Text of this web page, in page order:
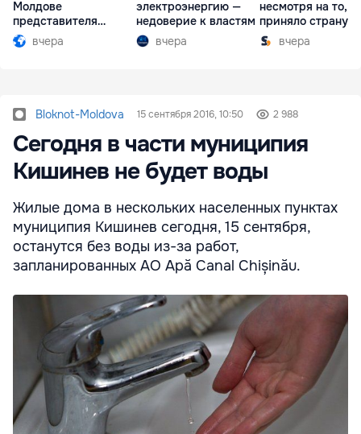
Молдове
представителя
Южной Осетии
вчера
электроэнергию —
недоверие к властям
вчера
несмотря на то,
приняло страну в
разгар кризиса
вчера
Bloknot-Moldova 15 сентября 2016, 10:50 2 988
Сегодня в части муниципия
Кишинев не будет воды
Жилые дома в нескольких населенных пунктах
муниципия Кишинев сегодня, 15 сентября,
останутся без воды из-за работ,
запланированных АО Apă Canal Chișinău.